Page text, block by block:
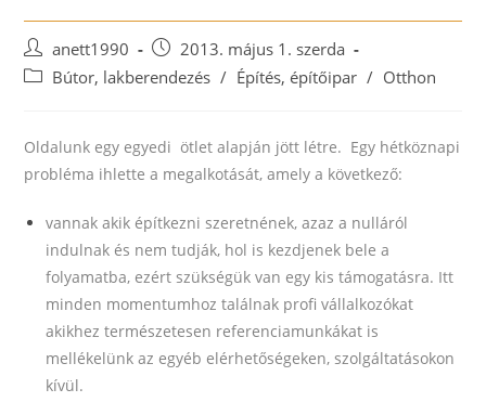
Post
author:
anett1990
Post
published:
2013. május 1. szerda
PostBútor, lakberendezés / Építés, építőipar / Otthon
Oldalunk egy egyedi ötlet alapján jött létre. Egy hétköznapi
probléma ihlette a megalkotását, amely a következő:
vannak akik építkezni szeretnének, azaz a nulláról
indulnak és nem tudják, hol is kezdjenek bele a
folyamatba, ezért szükségük van egy kis támogatásra. Itt
minden momentumhoz találnak profi vállalkozókat
akikhez természetesen referenciamunkákat is
mellékelünk az egyéb elérhetőségeken, szolgáltatásokon
kívül.